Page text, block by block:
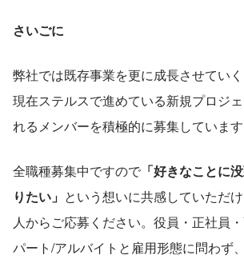
さいごに
弊社では既存事業を更に成長させてい
現在ステルスで進めている新規プロジ
れるメンバーを積極的に募集しています
全職種募集中ですので 「好きなことに
りたい」 という想いに共感していただ
人からご応募ください。役員・正社員
パート/アルバイトと雇用形態に問わず